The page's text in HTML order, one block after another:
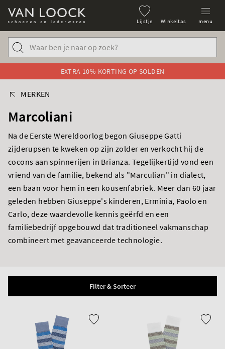
Lijstje Winkeltas menu
EXTRA 10% KORTING OP SOLDEN
MERKEN
Marcoliani
Na de Eerste Wereldoorlog begon Giuseppe Gatti
zijderupsen te kweken op zijn zolder en verkocht hij de
cocons aan spinnerijen in Brianza. Tegelijkertijd vond een
vriend van de familie, bekend als "Marculian" in dialect,
een baan voor hem in een kousenfabriek. Meer dan 60 jaar
geleden hebben Giuseppe's kinderen, Erminia, Paolo en
Carlo, deze waardevolle kennis geërfd en een
familiebedrijf opgebouwd dat traditioneel vakmanschap
combineert met geavanceerde technologie.
Filter & Sorteer